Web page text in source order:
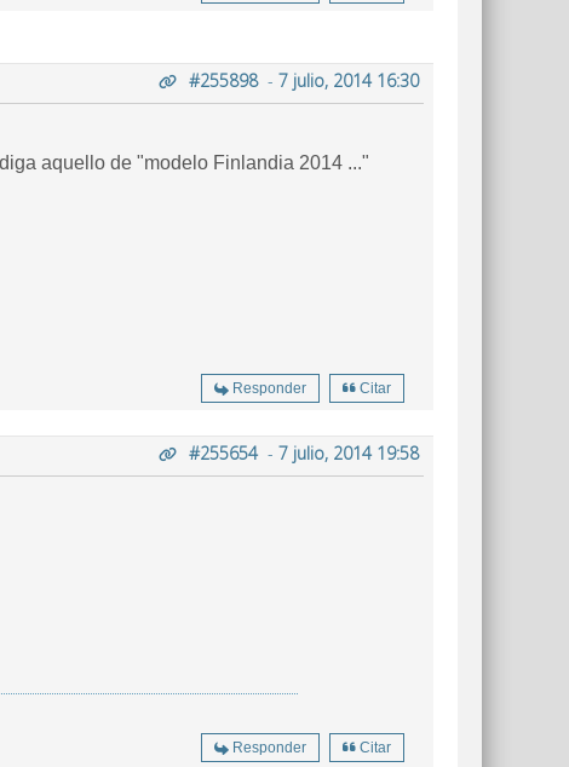
#255898- 7 julio, 2014 16:30
aquello de "modelo Finlandia 2014 ..."
Responder Citar
#255654- 7 julio, 2014 19:58
Responder Citar